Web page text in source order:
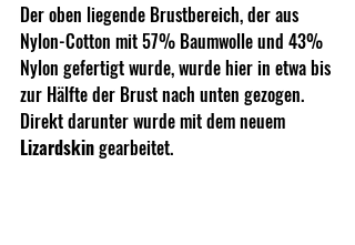
Der oben liegende Brustbereich, der aus
Nylon-Cotton mit 57% Baumwolle und 43%
Nylon gefertigt wurde, wurde hier in etwa bis
zur Hälfte der Brust nach unten gezogen.
Direkt darunter wurde mit dem neuem
Lizardskin gearbeitet.